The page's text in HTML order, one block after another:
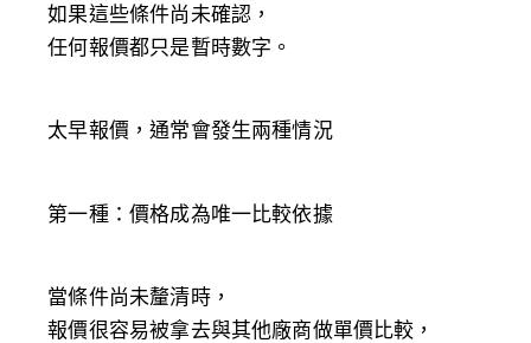
如果這些條件尚未確認，
任何報價都只是暫時數字。
太早報價，通常會發生兩種情況
第一種：價格成為唯一比較依據
當條件尚未釐清時，
報價很容易被拿去與其他廠商做單價比較，